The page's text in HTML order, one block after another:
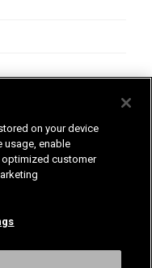
Nederland
on your device
usage, enable
customer